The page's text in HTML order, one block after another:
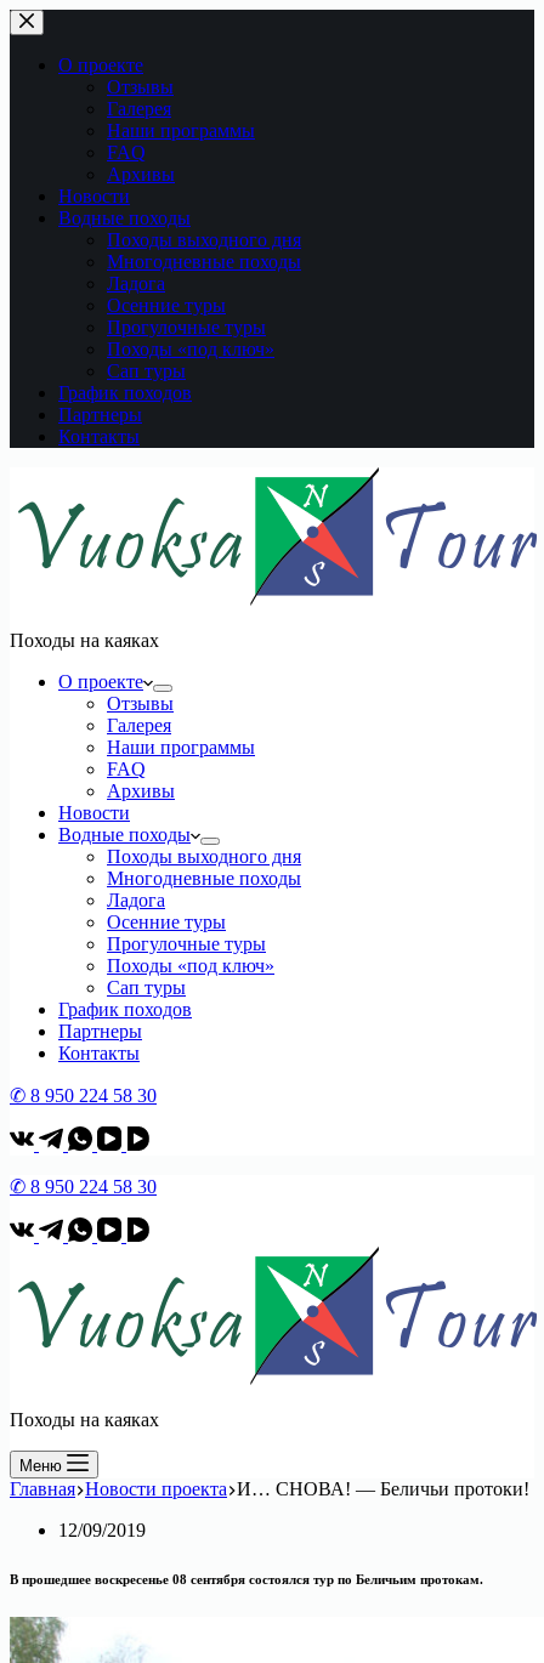
Перейти
к
сути
О проекте
Отзывы
Галерея
Наши программы
FAQ
Архивы
Новости
Водные походы
Походы выходного дня
Многодневные походы
Ладога
Осенние туры
Прогулочные туры
Походы «под ключ»
Сап туры
График походов
Партнеры
Контакты
Походы на каяках
О проекте
Отзывы
Галерея
Наши программы
FAQ
Архивы
Новости
Водные походы
Походы выходного дня
Многодневные походы
Ладога
Осенние туры
Прогулочные туры
Походы «под ключ»
Сап туры
График походов
Партнеры
Контакты
✆ 8 950 224 58 30
✆ 8 950 224 58 30
Походы на каяках
Меню
Главная Новости проекта И… СНОВА! — Беличьи протоки!
12/09/2019
В прошедшее воскресенье 08 сентября состоялся тур по Беличьим протокам.